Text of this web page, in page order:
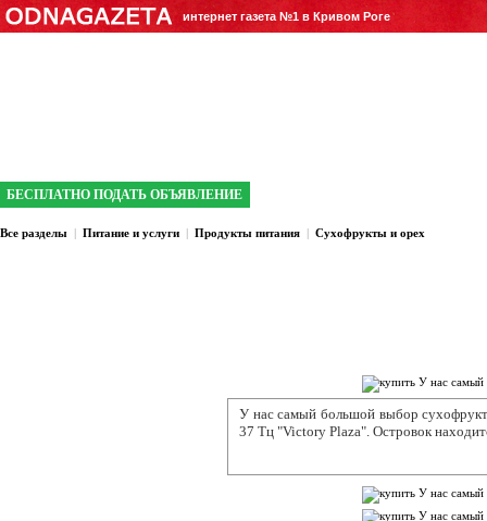
интернет газета №1 в Кривом Роге
БЕСПЛАТНО ПОДАТЬ ОБЪЯВЛЕНИЕ
Все разделы | Питание и услуги | Продукты питания | Сухофрукты и орех
У нас самый большой выбор
37 Тц "Victory Plaza". Островок